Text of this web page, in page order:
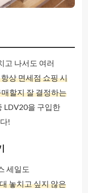
고 나서도 여러
항상 면세점 쇼핑 시
할지 잘 결정하는
LDV20을 구입한
!
세일도
놓치고 싶지 않은